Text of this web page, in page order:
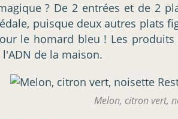
? De 2 entrées et de 2
puisque deux autres plats
le homard bleu ! Les
de la maison.
Melon, citron vert,